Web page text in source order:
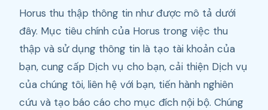
Horus thu thập thông tin như được mô tả dưới
đây. Mục tiêu chính của Horus trong việc thu
thập và sử dụng thông tin là tạo tài khoản của
bạn, cung cấp Dịch vụ cho bạn, cải thiện Dịch vụ
của chúng tôi, liên hệ với bạn, tiến hành nghiên
cứu và tạo báo cáo cho mục đích nội bộ. Chúng